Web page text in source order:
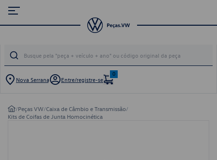
Nova Serrana Entre/registre-se
0
/Peças VW/Caixa de Câmbio e Transmissão/
Kits de Coifas de Junta Homocinética